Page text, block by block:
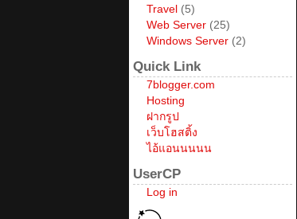
Travel (5)
Web Server (25)
Windows Server (2)
Quick Link
7blogger.com
Hosting
ฝากรูป
เว็บโฮสติ้ง
ไอ้แอนนนนน
UserCP
Log in